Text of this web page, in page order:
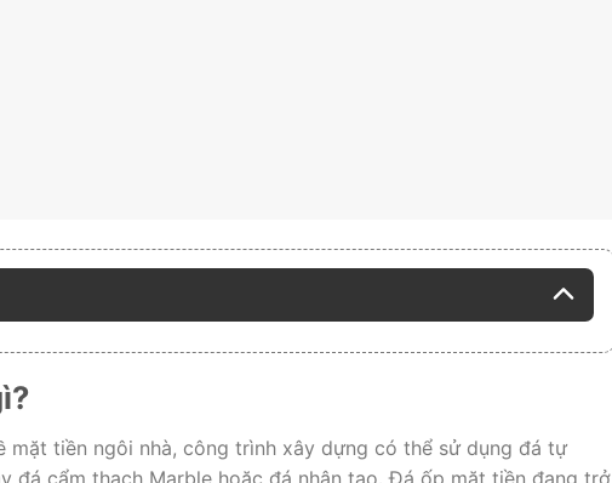
tiền ngôi nhà, công trình xây dựng có thể sử dụng đá tự
đá cẩm thạch Marble hoặc đá nhân tạo. Đá ốp mặt tiền đang trở